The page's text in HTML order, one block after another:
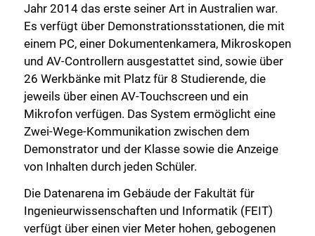
Jahr 2014 das erste seiner Art in Australien war.
Es verfügt über Demonstrationsstationen, die mit
einem PC, einer Dokumentenkamera, Mikroskopen
und AV-Controllern ausgestattet sind, sowie über
26 Werkbänke mit Platz für 8 Studierende, die
jeweils über einen AV-Touchscreen und ein
Mikrofon verfügen. Das System ermöglicht eine
Zwei-Wege-Kommunikation zwischen dem
Demonstrator und der Klasse sowie die Anzeige
von Inhalten durch jeden Schüler.
Die Datenarena im Gebäude der Fakultät für
Ingenieurwissenschaften und Informatik (FEIT)
verfügt über einen vier Meter hohen, gebogenen